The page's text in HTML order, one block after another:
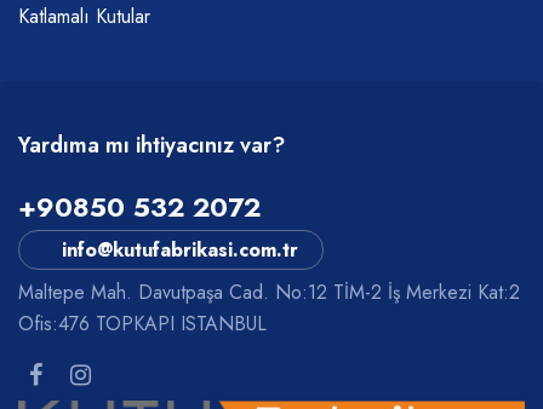
Katlamalı Kutular
Yardıma mı ihtiyacınız var?
+90850 532 2072
info@kutufabrikasi.com.tr
Maltepe Mah. Davutpaşa Cad. No:12 TİM-2 İş Merkezi Kat:2
Ofis:476 TOPKAPI ISTANBUL